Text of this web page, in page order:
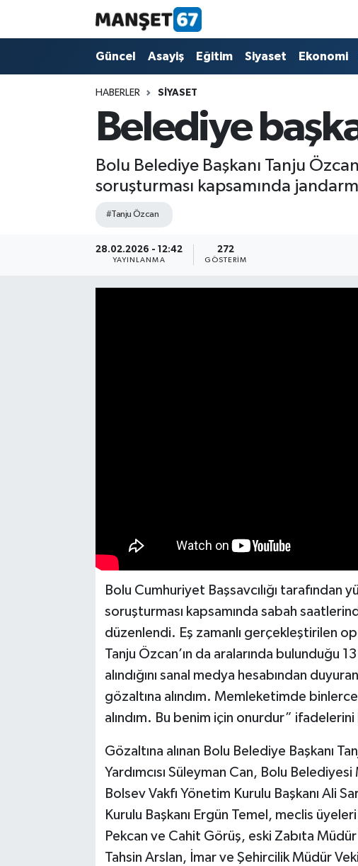
Güncel Asayiş Eğitim Siyaset Ekonomi
HABERLER SIYASET
Belediye
Bolu Belediye Başkanı Tanju
soruşturması kapsamında
#Tanju Özcan
28.02.2026 - 12:42
YAYINLANMA
272
GÖSTERIM
Bolu Cumhuriyet Başsavcılığı tarafından
soruşturması kapsamında sabah
düzenlendi. Eş zamanlı gerçekleştirilen
Tanju Özcan’ın da aralarında bulunduğu
alındığını sanal medya hesabından
gözaltına alındım. Memleketimde
alındım. Bu benim için onurdur” ifadelerini
Gözaltına alınan Bolu Belediye Başkanı
Yardımcısı Süleyman Can, Bolu
Bolsev Vakfı Yönetim Kurulu Başkanı Ali
Kurulu Başkanı Ergün Temel, meclis
Pekcan ve Cahit Görüş, eski Zabıta
Tahsin Arslan, İmar ve Şehircilik Müdür